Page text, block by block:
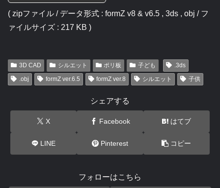
( zipファイル / データ形式 : formZ v8 & v6.5 , 3ds , obj / フ
ァイルサイズ : 217 KB )
3D CAD シルエット ポリ板 子ども
.3ds
.obj
formZ ver.6.5 formZ ver.8 シルエット 子供
シェアする
X Facebook はてブ
LINE Pinterest コピー
フォローはこちら